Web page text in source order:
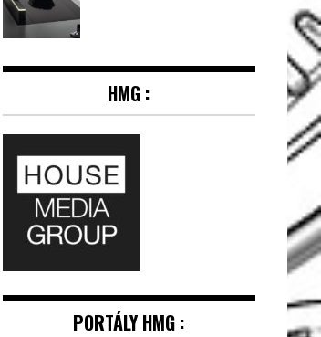
HMG :
PORTÁLY HMG :